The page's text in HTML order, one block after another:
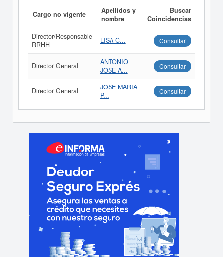
Cargo no vigente
Apellidos y
nombre
Buscar
Coincidencias
Director/Responsable
RRHH
LISA C... Consultar
Director General
ANTONIO
JOSE A...
Consultar
Director General
JOSE MARIA
P...
Consultar